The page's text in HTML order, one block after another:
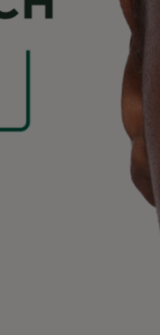
svolga un ruolo cruciale
soluzioni online che
l'intelligenza
a strumenti di prova